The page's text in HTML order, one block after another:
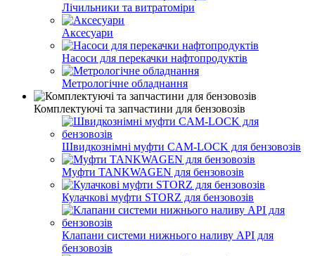
Лічильники та витратоміри
Аксесуари
Насоси для перекачки нафтопродуктів
Метрологічне обладнання
Комплектуючі та запчастини для бензовозів
Швидкознімні муфти CAM-LOCK для бензовозів
Муфти TANKWAGEN для бензовозів
Кулачкові муфти STORZ для бензовозів
Клапани системи нижнього наливу API для
бензовозів